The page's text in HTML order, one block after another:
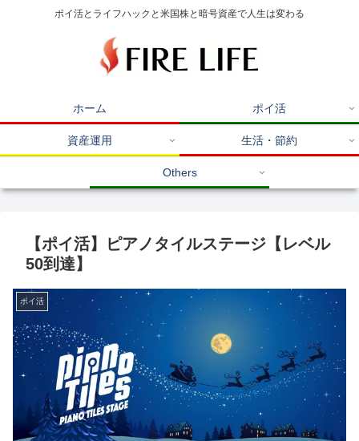
ポイ活とライフハックと米国株と暗号資産で人生は変わる
ホーム ポイ活
資産運用 生活・節約
Others
【ポイ活】ピアノタイルステージ【レベル
50到達】
ポイ活